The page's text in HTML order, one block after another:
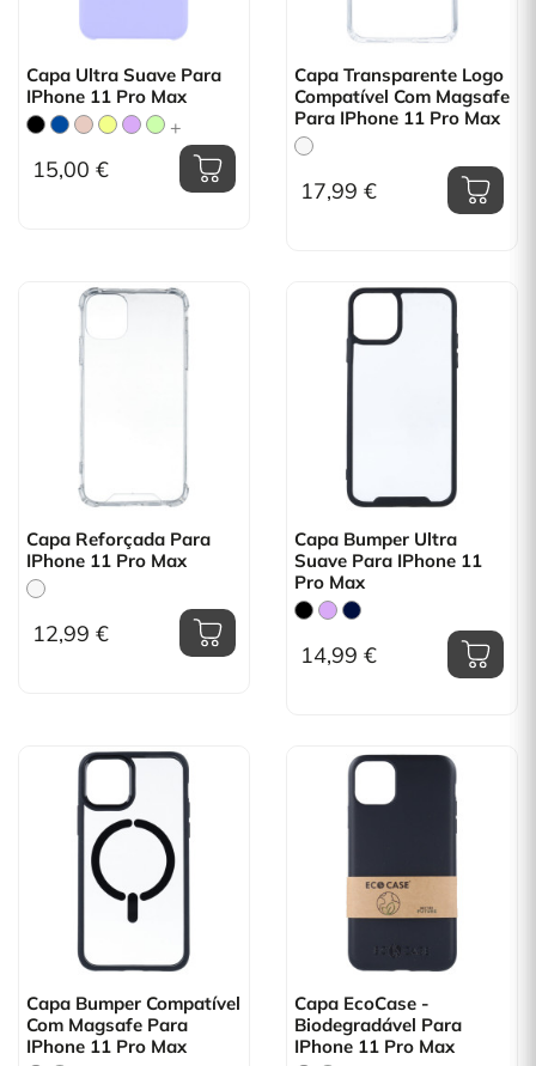
Capa Ultra Suave Para
IPhone 11 Pro Max
+
15,00 €
Capa Transparente Logo
Compatível Com Magsafe
Para IPhone 11 Pro Max
17,99 €
Capa Reforçada Para
IPhone 11 Pro Max
12,99 €
Capa Bumper Ultra
Suave Para IPhone 11
Pro Max
14,99 €
Capa Bumper Compatível
Com Magsafe Para
IPhone 11 Pro Max
Capa EcoCase -
Biodegradável Para
IPhone 11 Pro Max